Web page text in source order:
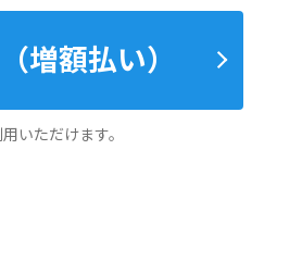
（増額払い）
いただけます。